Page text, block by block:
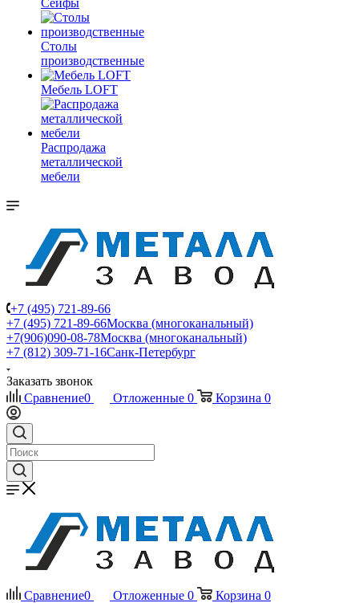
Сейфы
Столы
производственные
Мебель LOFT
Распродажа
металлической
мебели
+7 (495) 721-89-66
+7 (495) 721-89-66Москва (многоканальный)
+7(906)090-08-78Москва (многоканальный)
+7 (812) 309-71-16Санк-Петербург
Заказать звонок
Сравнение0 Отложенные 0 Корзина 0
Сравнение0 Отложенные 0 Корзина 0